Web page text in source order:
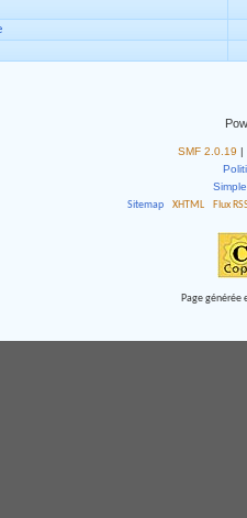
SMF 2.0.19 |
Sitemap
XHTML Flux
Page générée